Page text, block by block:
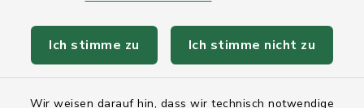
Ich stimme zu Ich stimme nicht zu
Wir weisen darauf hin, dass wir technisch notwendige
Kontakt